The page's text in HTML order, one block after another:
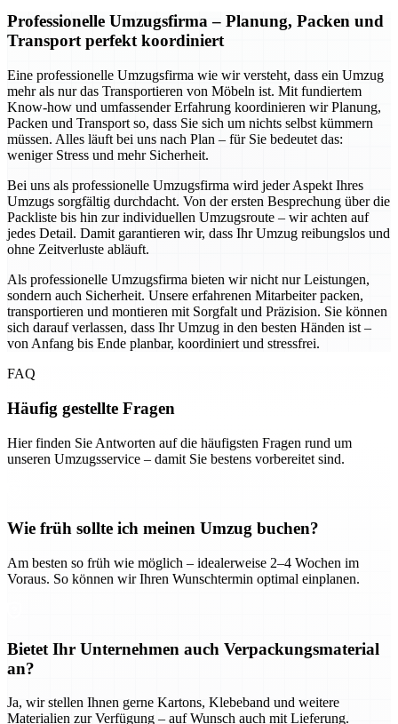
Professionelle Umzugsfirma – Planung, Packen und
Transport perfekt koordiniert
Eine professionelle Umzugsfirma wie wir versteht, dass ein Umzug
mehr als nur das Transportieren von Möbeln ist. Mit fundiertem
Know-how und umfassender Erfahrung koordinieren wir Planung,
Packen und Transport so, dass Sie sich um nichts selbst kümmern
müssen. Alles läuft bei uns nach Plan – für Sie bedeutet das:
weniger Stress und mehr Sicherheit.
Bei uns als professionelle Umzugsfirma wird jeder Aspekt Ihres
Umzugs sorgfältig durchdacht. Von der ersten Besprechung über die
Packliste bis hin zur individuellen Umzugsroute – wir achten auf
jedes Detail. Damit garantieren wir, dass Ihr Umzug reibungslos und
ohne Zeitverluste abläuft.
Als professionelle Umzugsfirma bieten wir nicht nur Leistungen,
sondern auch Sicherheit. Unsere erfahrenen Mitarbeiter packen,
transportieren und montieren mit Sorgfalt und Präzision. Sie können
sich darauf verlassen, dass Ihr Umzug in den besten Händen ist –
von Anfang bis Ende planbar, koordiniert und stressfrei.
FAQ
Häufig gestellte Fragen
Hier finden Sie Antworten auf die häufigsten Fragen rund um
unseren Umzugsservice – damit Sie bestens vorbereitet sind.
Wie früh sollte ich meinen Umzug buchen?
Am besten so früh wie möglich – idealerweise 2–4 Wochen im
Voraus. So können wir Ihren Wunschtermin optimal einplanen.
Bietet Ihr Unternehmen auch Verpackungsmaterial
an?
Ja, wir stellen Ihnen gerne Kartons, Klebeband und weitere
Materialien zur Verfügung – auf Wunsch auch mit Lieferung.